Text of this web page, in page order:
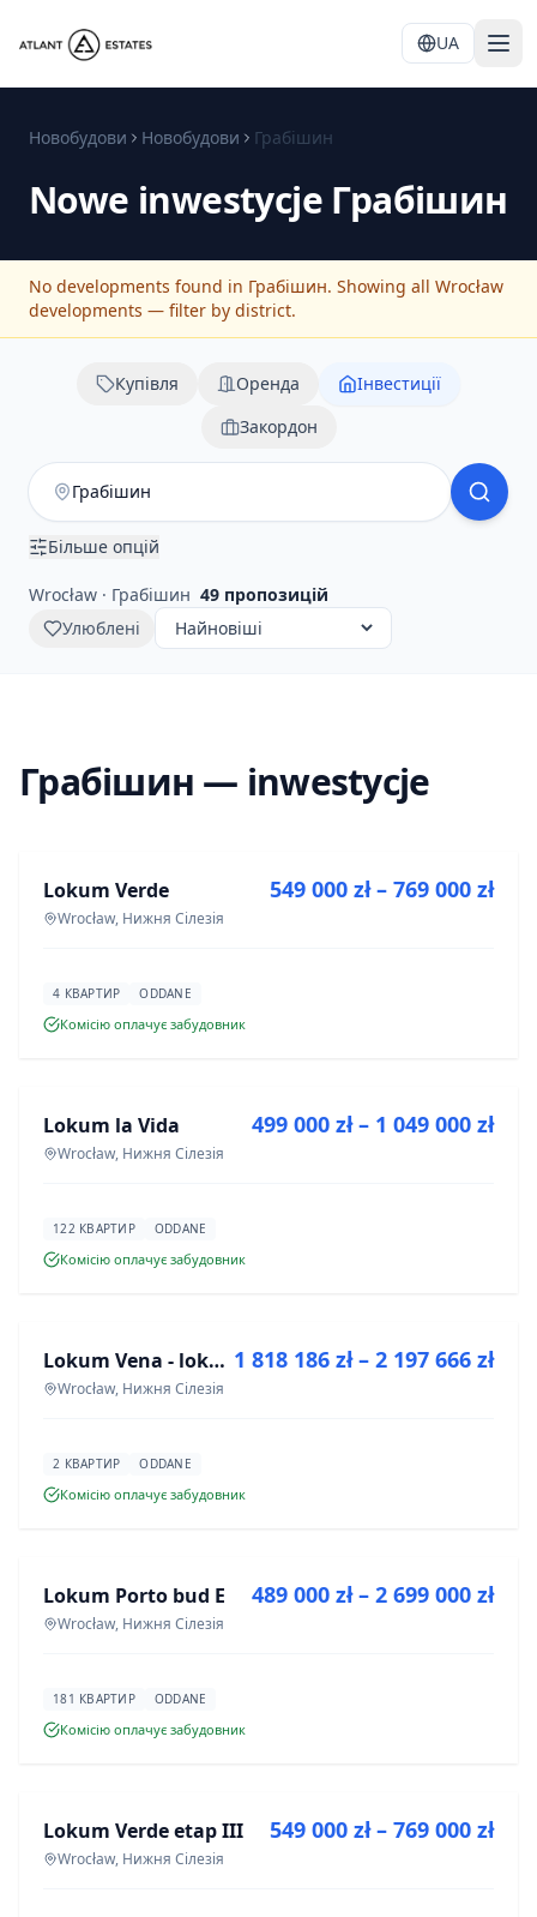
UA
Новобудови Новобудови Грабішин
Nowe inwestycje Грабішин
No developments found in Грабішин. Showing all Wrocław
developments — filter by district.
Купівля Оренда
Інвестиції
Закордон
Більше опцій
Wrocław · Грабішин 49 пропозицій
Улюблені
Грабішин — inwestycje
ІНВЕСТИЦІЯ
Lokum Verde
Wrocław, Нижня Сілезія
549 000 zł – 769 000 zł
4 КВАРТИР ODDANE
Комісію оплачує забудовник
ІНВЕСТИЦІЯ
Lokum la Vida
Wrocław, Нижня Сілезія
499 000 zł – 1 049 000 zł
122 КВАРТИР ODDANE
Комісію оплачує забудовник
ІНВЕСТИЦІЯ Lokum Vena - lokale użytkowe
Wrocław, Нижня Сілезія
1 818 186 zł – 2 197 666 zł
2 КВАРТИР ODDANE
Комісію оплачує забудовник
ІНВЕСТИЦІЯ
Lokum Porto bud E
Wrocław, Нижня Сілезія
489 000 zł – 2 699 000 zł
181 КВАРТИР ODDANE
Комісію оплачує забудовник
ІНВЕСТИЦІЯ
Lokum Verde etap III
Wrocław, Нижня Сілезія
549 000 zł – 769 000 zł